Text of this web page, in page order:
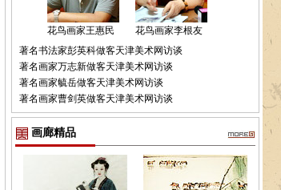
花鸟画家王惠民
花鸟画家李根友
著名书法家彭英科做客天津美术网访谈
著名画家万志新做客天津美术网访谈
著名画家毓岳做客天津美术网访谈
著名画家曹剑英做客天津美术网访谈
画廊精品